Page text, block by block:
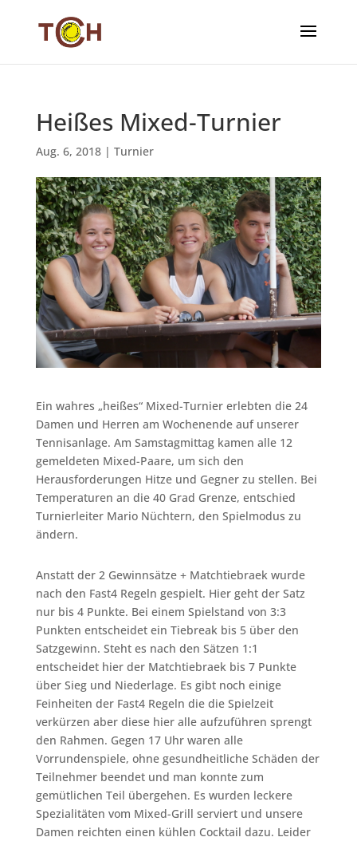
Heißes Mixed-Turnier
Aug. 6, 2018| Turnier
Ein wahres „heißes“ Mixed-Turnier erlebten die 24
Damen und Herren am Wochenende auf unserer
Tennisanlage. Am Samstagmittag kamen alle 12
gemeldeten Mixed-Paare, um sich den
Herausforderungen Hitze und Gegner zu stellen. Bei
Temperaturen an die 40 Grad Grenze, entschied
Turnierleiter Mario Nüchtern, den Spielmodus zu
ändern.
Anstatt der 2 Gewinnsätze + Matchtiebraek wurde
nach den Fast4 Regeln gespielt. Hier geht der Satz
nur bis 4 Punkte. Bei einem Spielstand von 3:3
Punkten entscheidet ein Tiebreak bis 5 über den
Satzgewinn. Steht es nach den Sätzen 1:1
entscheidet hier der Matchtiebraek bis 7 Punkte
über Sieg und Niederlage. Es gibt noch einige
Feinheiten der Fast4 Regeln die die Spielzeit
verkürzen aber diese hier alle aufzuführen sprengt
den Rahmen. Gegen 17 Uhr waren alle
Vorrundenspiele, ohne gesundheitliche Schäden der
Teilnehmer beendet und man konnte zum
gemütlichen Teil übergehen. Es wurden leckere
Spezialitäten vom Mixed-Grill serviert und unsere
Damen reichten einen kühlen Cocktail dazu. Leider